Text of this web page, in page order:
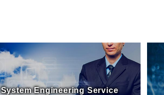
System Engineering Service